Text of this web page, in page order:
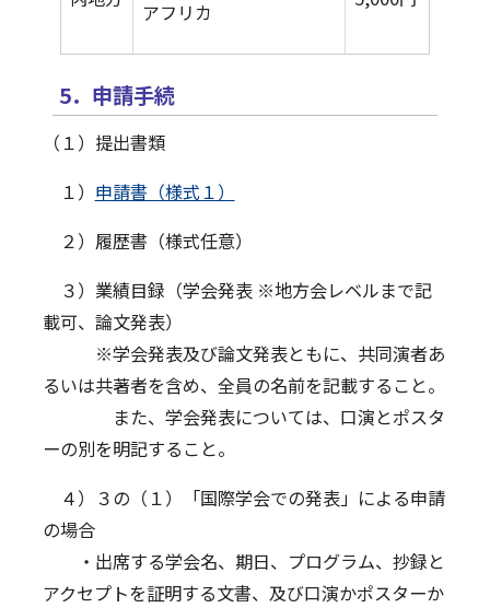
アフリカ
5．申請手続
（１）提出書類
１） 申請書（様式１）
２）履歴書（様式任意）
３）業績目録（学会発表 ※地方会レベルまで記
載可、論文発表）
※学会発表及び論文発表ともに、共同演者あ
るいは共著者を含め、全員の名前を記載すること。
また、学会発表については、口演とポスタ
ーの別を明記すること。
４）３の（１）「国際学会での発表」による申請
の場合
・出席する学会名、期日、プログラム、抄録と
アクセプトを証明する文書、及び口演かポスターか